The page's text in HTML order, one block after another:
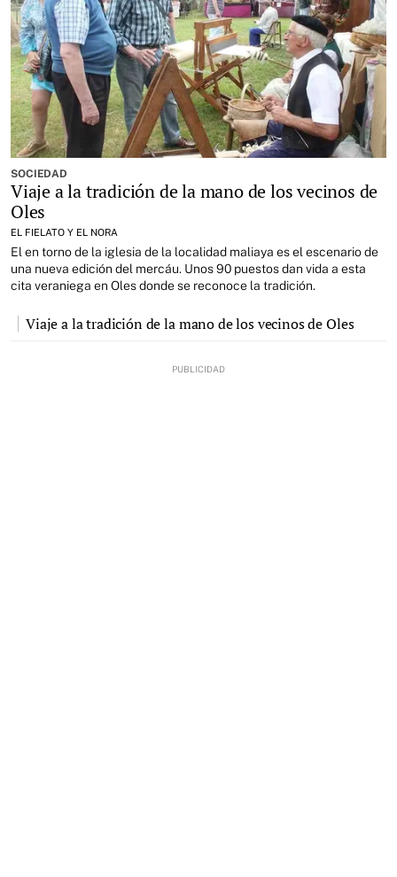
SOCIEDAD
Viaje a la tradición de la mano de los vecinos de
Oles
EL FIELATO Y EL NORA
El en torno de la iglesia de la localidad maliaya es el escenario de
una nueva edición del mercáu. Unos 90 puestos dan vida a esta
cita veraniega en Oles donde se reconoce la tradición.
Viaje a la tradición de la mano de los vecinos de Oles